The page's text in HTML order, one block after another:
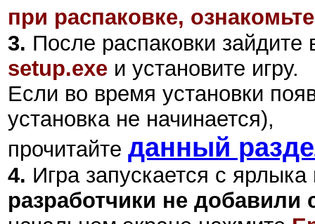
при распаковке,
3. После распаковки зайдите
setup.exe и установите игру.
Если во время установки
установка не начинается),
прочитайте данный
4. Игра запускается с
разработчики не добавили